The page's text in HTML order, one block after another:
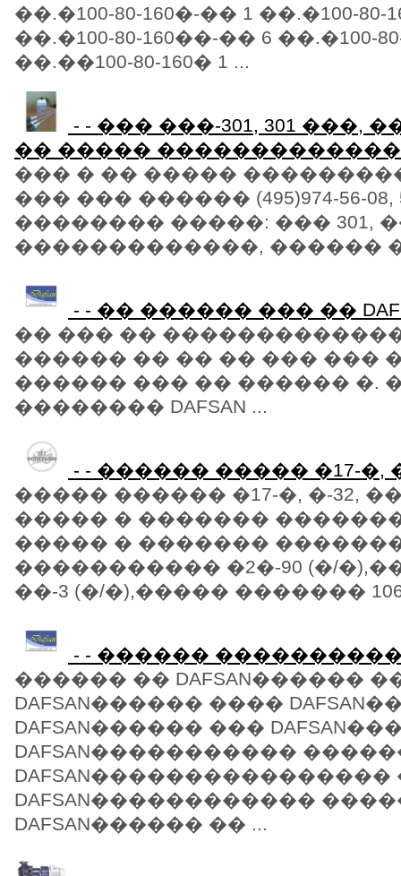
��.�100-80-160�-�� 1 ��.�100-80-
��.�100-80-160��-�� 6 ��.�100-
��.��100-80-160� 1 ...
- - ��� ���-301, 301 ���,
�� ����� �������������
��� � �� �����
��� ��� ������ (495)974-56-08,
�������� �����: ��� 301,
�������������, ������
- - �� ������ ��� ��
�� ��� ��
������ �� �� �� ��� ���
������ ��� �� ������ �.
�������� DAFSAN ...
- - ������ ����� �17-�,
����� ������ �17-�, �-32,
����� � �������
����� � �������
����������� �2�-90 (�/
��-3 (�/�),����� �������
- - ������ �����������
������ �� DAFSAN������
DAFSAN������ ����
DAFSAN������ ���
DAFSAN�����������
DAFSAN������������
DAFSAN������ �� ...